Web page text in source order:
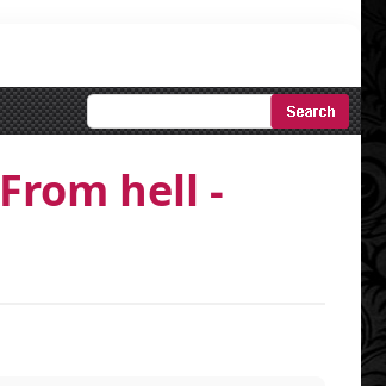
hell -